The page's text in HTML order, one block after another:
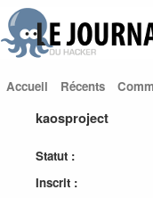
Accueil Récents
kaosproject
Statut :
Inscrit :